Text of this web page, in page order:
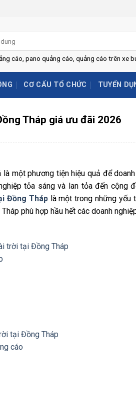
cáo, pano quảng cáo, quảng cáo trên xe
CƠ CẤU TỔ CHỨC TUYỂN
Tháp giá ưu đãi 2026
một phương tiện hiệu quả để
tỏa sáng và lan tỏa đến
Đồng Tháplà một trong những yếu
phù hợp hầu hết các doanh
trời tại Đồng Tháp
tại Đồng Tháp
cáo